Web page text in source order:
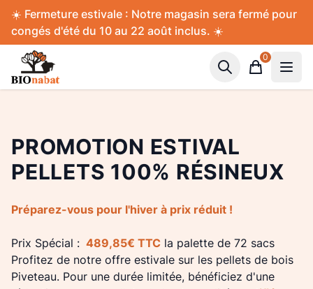
Accès au contenu
☀️ Fermeture estivale : Notre magasin sera fermé pour
congés d'été du 10 au 22 août inclus. ☀️
Panier
0
PROMOTION ESTIVAL
PELLETS 100% RÉSINEUX
Préparez-vous pour l'hiver à prix réduit !
Prix Spécial : 489,85€ TTC la palette de 72 sacs
Profitez de notre offre estivale sur les pellets de bois
Piveteau. Pour une durée limitée, bénéficiez d'une
Panneau de gestion des cookies